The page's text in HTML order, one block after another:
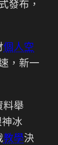
發布，
個人空
，新一
料舉
冰
教學決